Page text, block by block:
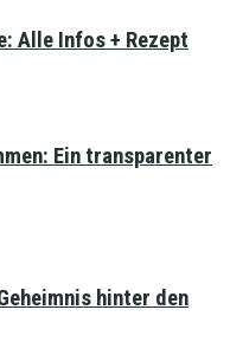
Alle Infos + Rezept
Ein transparenter
hinter den